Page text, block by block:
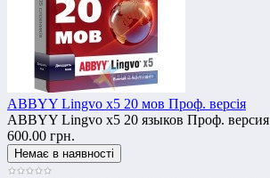
ABBYY Lingvo x5 20 мов Проф. версія
ABBYY Lingvo x5 20 языков Проф. версия
600.00 грн.